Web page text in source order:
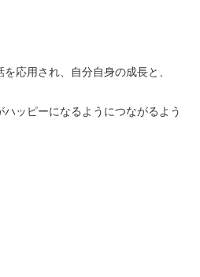
応用され、自分自身の成長と、
ッピーになるようにつながるよう